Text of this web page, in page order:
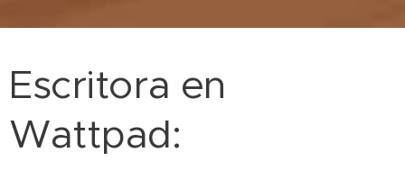
Escritora en
Wattpad: